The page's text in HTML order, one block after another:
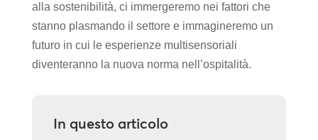
alla sostenibilità, ci immergeremo nei fattori che
stanno plasmando il settore e immagineremo un
futuro in cui le esperienze multisensoriali
diventeranno la nuova norma nell’ospitalità.
In questo articolo